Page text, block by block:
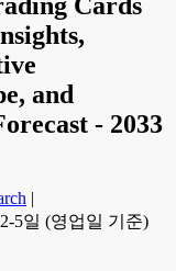
and
- 2033
|
5일 (영업일 기준)